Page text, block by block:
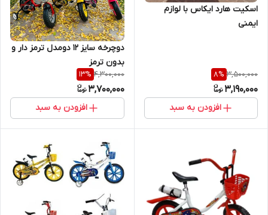
اسکیت هارد ایکاس با لوازم
ایمنی
3,500,000
8%
3,190,000
افزودن به سبد
دوچرخه سایز 12 دو‌مدل ترمز دار و
بدون ترمز
4,300,000
13%
3,700,000
افزودن به سبد